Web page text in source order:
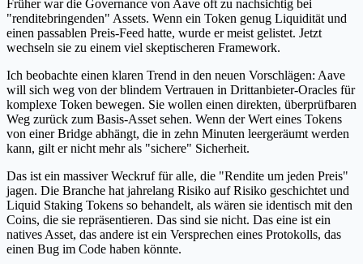
Früher war die Governance von Aave oft zu nachsichtig bei
"renditebringenden" Assets. Wenn ein Token genug Liquidität und
einen passablen Preis-Feed hatte, wurde er meist gelistet. Jetzt
wechseln sie zu einem viel skeptischeren Framework.
Ich beobachte einen klaren Trend in den neuen Vorschlägen: Aave
will sich weg von der blindem Vertrauen in Drittanbieter-Oracles für
komplexe Token bewegen. Sie wollen einen direkten, überprüfbaren
Weg zurück zum Basis-Asset sehen. Wenn der Wert eines Tokens
von einer Bridge abhängt, die in zehn Minuten leergeräumt werden
kann, gilt er nicht mehr als "sichere" Sicherheit.
Das ist ein massiver Weckruf für alle, die "Rendite um jeden Preis"
jagen. Die Branche hat jahrelang Risiko auf Risiko geschichtet und
Liquid Staking Tokens so behandelt, als wären sie identisch mit den
Coins, die sie repräsentieren. Das sind sie nicht. Das eine ist ein
natives Asset, das andere ist ein Versprechen eines Protokolls, das
einen Bug im Code haben könnte.